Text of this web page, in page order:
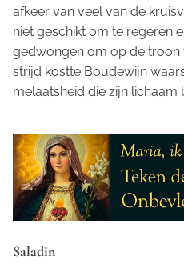
afkeer van veel van de
niet geschikt om te regeren
gedwongen om op de troon
strijd kostte Boudewijn
melaatsheid die zijn lichaam
Saladin